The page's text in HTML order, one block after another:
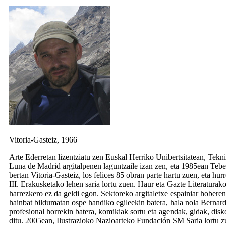
Vitoria-Gasteiz, 1966
Arte Ederretan lizentziatu zen Euskal Herriko Unibertsitatean,
Luna de Madrid argitalpenen laguntzaile izan zen, eta 1985ean
bertan Vitoria-Gasteiz, los felices 85 obran parte hartu zuen, eta
III. Erakusketako lehen saria lortu zuen. Haur eta Gazte
harrezkero ez da geldi egon. Sektoreko argitaletxe espainiar
hainbat bildumatan ospe handiko egileekin batera, hala nola
profesional horrekin batera, komikiak sortu eta agendak, gidak,
ditu. 2005ean, Ilustrazioko Nazioarteko Fundación SM Saria lortu